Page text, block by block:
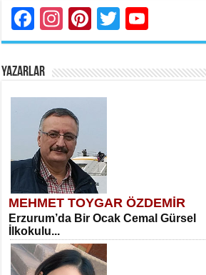
Facebook
Instagram
Pinterest
Twitter
YAZARLAR
MEHMET TOYGAR ÖZDEMİR
Erzurum’da Bir Ocak Cemal Gürsel
İlkokulu...